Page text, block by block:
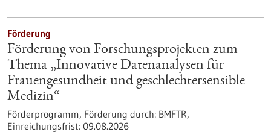
Förderung
Förderung von Forschungsprojekten zum
Thema „Innovative Datenanalysen für
Frauengesundheit und geschlechtersensible
Medizin“
Förderprogramm, Förderung durch: BMFTR,
Einreichungsfrist: 09.08.2026